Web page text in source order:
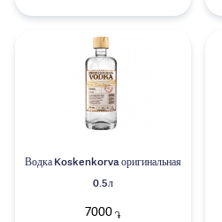
Водка Koskenkorva оригинальная
0.5л
7000 ֏